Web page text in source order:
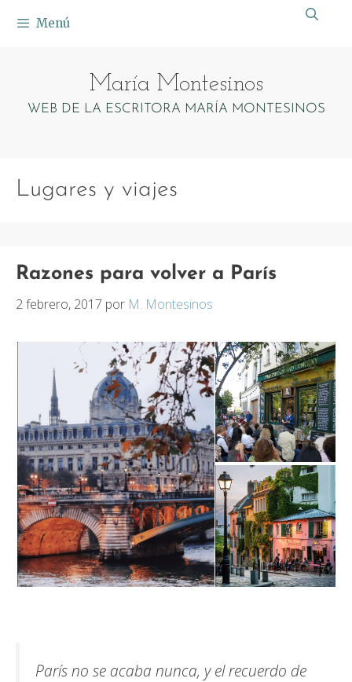
Menú
María Montesinos
WEB DE LA ESCRITORA MARÍA MONTESINOS
Lugares y viajes
Razones para volver a París
2 febrero, 2017 por M. Montesinos
París no se acaba nunca, y el recuerdo de